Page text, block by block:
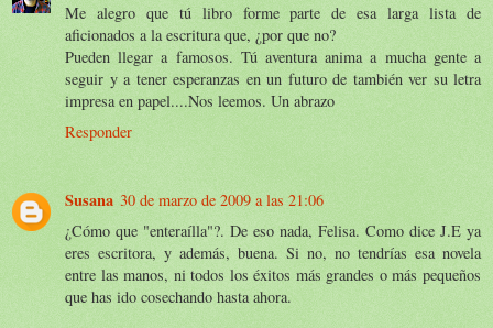
Me alegro que tú libro forme parte de esa larga lista de
aficionados a la escritura que, ¿por que no?
Pueden llegar a famosos. Tú aventura anima a mucha gente a
seguir y a tener esperanzas en un futuro de también ver su letra
impresa en papel....Nos leemos. Un abrazo
Responder
Susana 30 de marzo de 2009 a las 21:06
¿Cómo que "enteraílla"?. De eso nada, Felisa. Como dice J.E ya
eres escritora, y además, buena. Si no, no tendrías esa novela
entre las manos, ni todos los éxitos más grandes o más pequeños
que has ido cosechando hasta ahora.